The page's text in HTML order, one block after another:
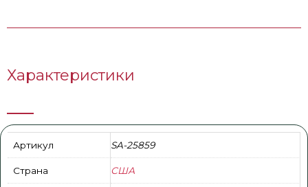
Характеристики
Артикул SA-25859
Страна США